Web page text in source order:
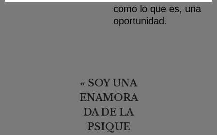
como lo que es, una
oportunidad.
« SOY UNA
ENAMORA
DA DE LA
PSIQUE